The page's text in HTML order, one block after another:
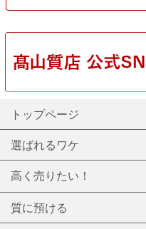
トップページ
選ばれるワケ
高く売りたい！
質に預ける